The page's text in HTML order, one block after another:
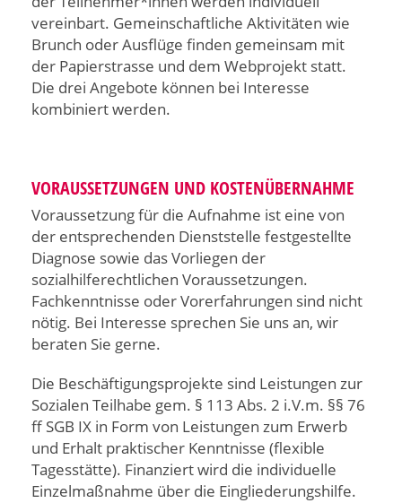
vereinbart. Gemeinschaftliche Aktivitäten wie
Brunch oder Ausflüge finden gemeinsam mit
der Papierstrasse und dem Webprojekt statt.
Die drei Angebote können bei Interesse
kombiniert werden.
VORAUSSETZUNGEN UND KOSTENÜBERNAHME
Voraussetzung für die Aufnahme ist eine von
der entsprechenden Dienststelle festgestellte
Diagnose sowie das Vorliegen der
sozialhilferechtlichen Voraussetzungen.
Fachkenntnisse oder Vorerfahrungen sind nicht
nötig. Bei Interesse sprechen Sie uns an, wir
beraten Sie gerne.
Die Beschäftigungsprojekte sind Leistungen zur
Sozialen Teilhabe gem. § 113 Abs. 2 i.V.m. §§ 76
ff SGB IX in Form von Leistungen zum Erwerb
und Erhalt praktischer Kenntnisse (flexible
Tagesstätte). Finanziert wird die individuelle
Einzelmaßnahme über die Eingliederungshilfe.